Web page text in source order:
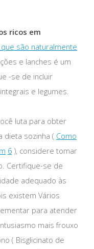
ricos em
são naturalmente
e lanches é um
-se de incluir
e legumes.
luta para obter
dieta sozinha ( Como
6 ), considere tomar
Certifique-se de
adequado às
existem Vários
para atender
mais frouxo
( Bisglicinato de